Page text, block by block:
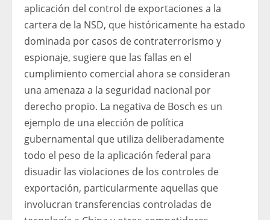
aplicación del control de exportaciones a la
cartera de la NSD, que históricamente ha estado
dominada por casos de contraterrorismo y
espionaje, sugiere que las fallas en el
cumplimiento comercial ahora se consideran
una amenaza a la seguridad nacional por
derecho propio. La negativa de Bosch es un
ejemplo de una elección de política
gubernamental que utiliza deliberadamente
todo el peso de la aplicación federal para
disuadir las violaciones de los controles de
exportación, particularmente aquellas que
involucran transferencias controladas de